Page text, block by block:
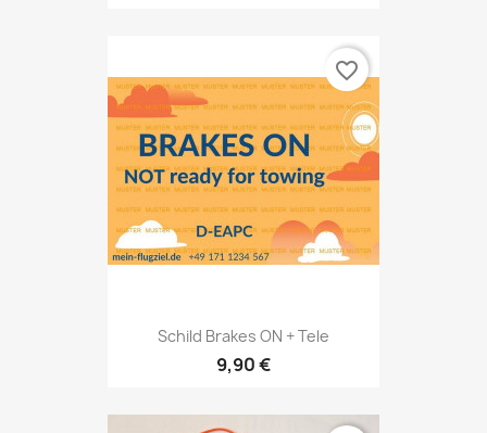
Schild Brakes ON + Tele
9,90 €
favorite_border